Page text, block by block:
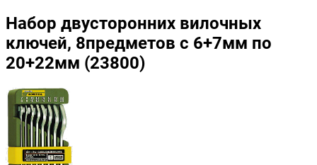
Набор двусторонних вилочных
ключей, 8предметов с 6+7мм по
20+22мм (23800)